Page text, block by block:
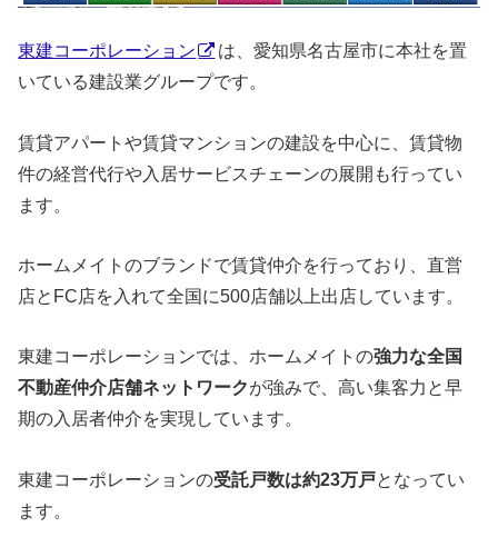
東建コーポレーション
は、愛知県名古屋市に本社を置
いている建設業グループです。
賃貸アパートや賃貸マンションの建設を中心に、賃貸物
件の経営代行や入居サービスチェーンの展開も行ってい
ます。
ホームメイトのブランドで賃貸仲介を行っており、直営
店とFC店を入れて全国に500店舗以上出店しています。
東建コーポレーションでは、ホームメイトの強力な全国
不動産仲介店舗ネットワークが強みで、高い集客力と早
期の入居者仲介を実現しています。
東建コーポレーションの受託戸数は約23万戸となってい
ます。